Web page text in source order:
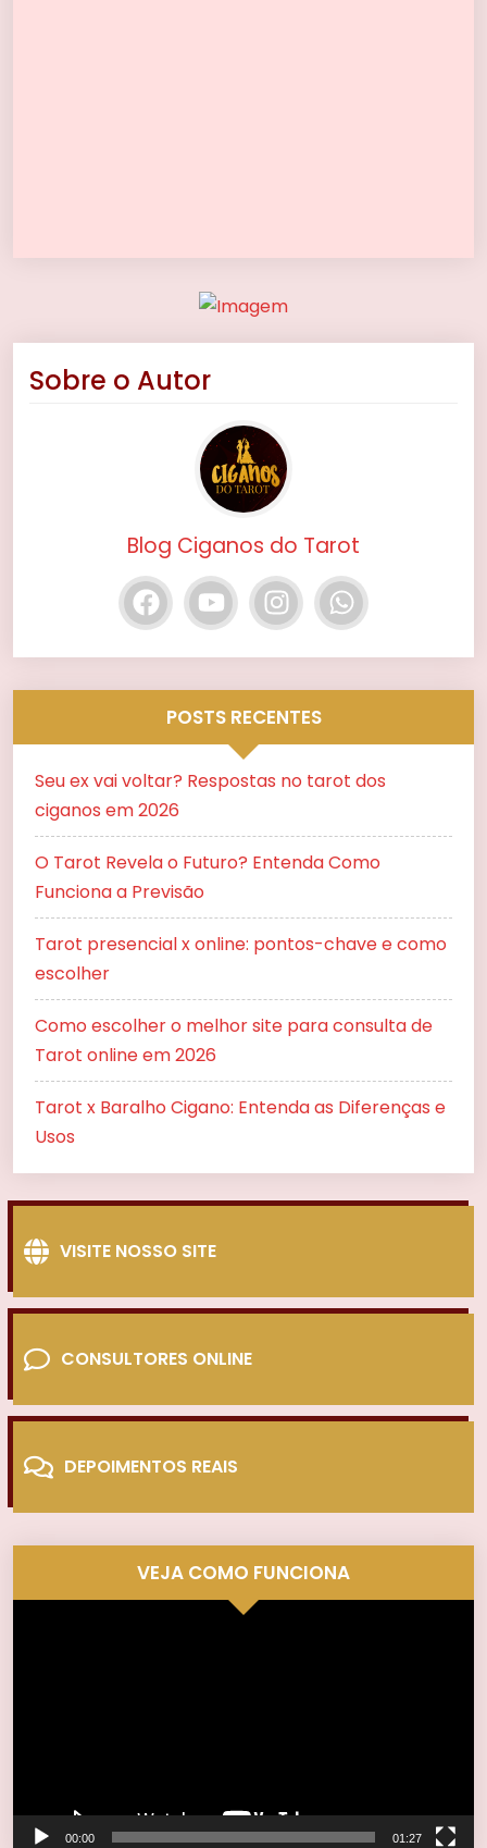
Sobre o Autor
Blog Ciganos do Tarot
POSTS RECENTES
Seu ex vai voltar? Respostas no tarot dos
ciganos em 2026
O Tarot Revela o Futuro? Entenda Como
Funciona a Previsão
Tarot presencial x online: pontos-chave e como
escolher
Como escolher o melhor site para consulta de
Tarot online em 2026
Tarot x Baralho Cigano: Entenda as Diferenças e
Usos
VISITE NOSSO SITE
CONSULTORES ONLINE
DEPOIMENTOS REAIS
VEJA COMO FUNCIONA
00:00 01:27